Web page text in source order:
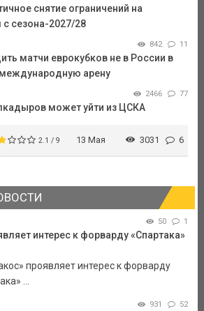
снятие ограничений на
с сезона-2027/28
842 11
матчи еврокубков не в России в
арену
2466 77
может уйти из ЦСКА
2.1 / 9 13 Мая 3031 6
50 1
интерес к форварду «Спартака»
проявляет интерес к форварду
...
931 52